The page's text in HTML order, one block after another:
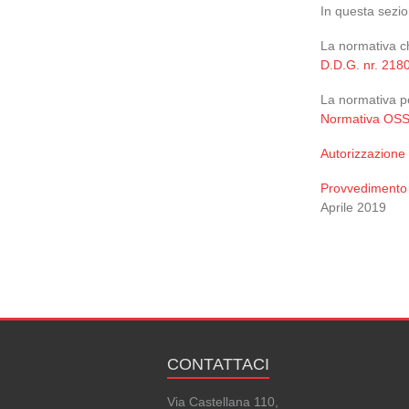
In questa
La normativa
D.D.G. nr.
La normativa
Normativa OSS
Autorizzazione
Aprile 2019
CONTATTACI
Via Castellana 110,